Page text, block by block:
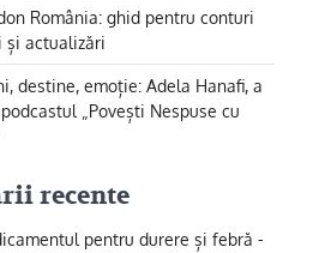
România: ghid pentru conturi
și actualizări
destine, emoție: Adela Hanafi, a
„Povești Nespuse cu
recente
pentru durere și febră -